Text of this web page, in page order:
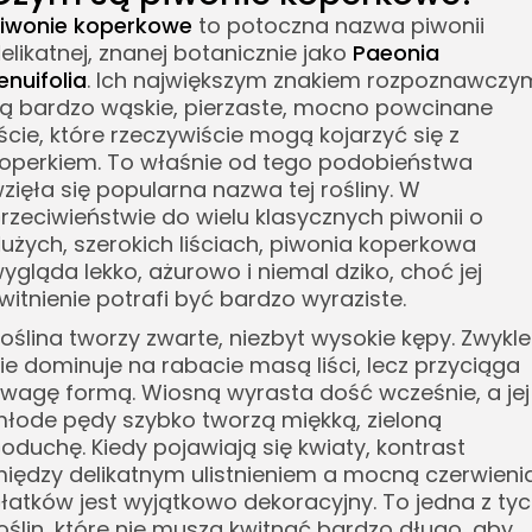
koperkowe to potoczna nazwa piwonii
znanej botanicznie jako Paeonia
. Ich największym znakiem
bardzo wąskie, pierzaste, mocno powcinane
które rzeczywiście mogą kojarzyć się z
To właśnie od tego podobieństwa
się popularna nazwa tej rośliny. W
do wielu klasycznych piwonii o
szerokich liściach, piwonia koperkowa
lekko, ażurowo i niemal dziko, choć jej
potrafi być bardzo wyraziste.
tworzy zwarte, niezbyt wysokie kępy. Zwykle
dominuje na rabacie masą liści, lecz przyciąga
formą. Wiosną wyrasta dość wcześnie, a jej
pędy szybko tworzą miękką, zieloną
Kiedy pojawiają się kwiaty, kontrast
delikatnym ulistnieniem a mocną
jest wyjątkowo dekoracyjny. To jedna z